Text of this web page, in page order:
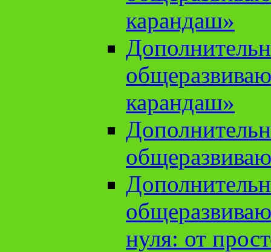
карандаш»
карандаш»
нуля: от